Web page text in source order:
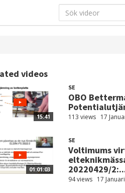
videos
15:41
SE
OBO
113 views 17
01:01:03
SE
Voltimums
20220429/
94 views 17